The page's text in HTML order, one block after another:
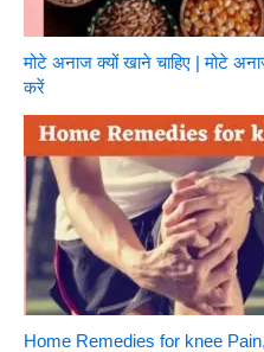
मोटे अनाज क्यों खाने चाहिए | मोटे
करें
Home Remedies for knee